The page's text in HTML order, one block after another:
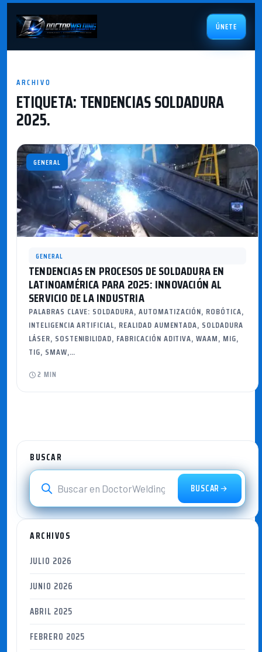
ÚNETE
ARCHIVO
ETIQUETA:TENDENCIAS SOLDADURA
2025.
GENERAL
GENERAL
TENDENCIAS EN PROCESOS DE SOLDADURA EN
LATINOAMÉRICA PARA 2025: INNOVACIÓN AL
SERVICIO DE LA INDUSTRIA
PALABRAS CLAVE: SOLDADURA, AUTOMATIZACIÓN, ROBÓTICA,
INTELIGENCIA ARTIFICIAL, REALIDAD AUMENTADA, SOLDADURA
LÁSER, SOSTENIBILIDAD, FABRICACIÓN ADITIVA, WAAM, MIG,
TIG, SMAW,…
2 MIN
BUSCAR
BUSCAR
ARCHIVOS
JULIO 2026
JUNIO 2026
ABRIL 2025
FEBRERO 2025